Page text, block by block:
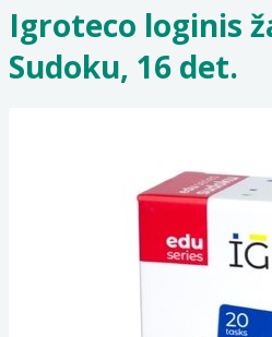
Igroteco loginis
Sudoku, 16 det.